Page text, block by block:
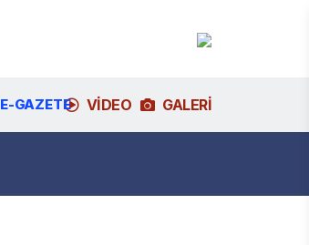
E-GAZETE VIDEO GALERI